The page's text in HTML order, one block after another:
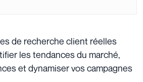
de recherche client réelles
les tendances du marché,
et dynamiser vos campagnes